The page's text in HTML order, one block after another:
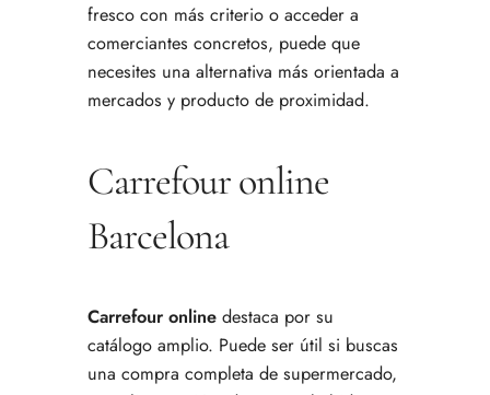
fresco con más criterio o acceder a
comerciantes concretos, puede que
necesites una alternativa más orientada a
mercados y producto de proximidad.
Carrefour online
Barcelona
Carrefour online destaca por su
catálogo amplio. Puede ser útil si buscas
una compra completa de supermercado,